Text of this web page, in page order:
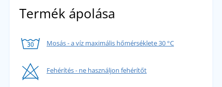
Termék ápolása
Mosás - a víz maximális hőmérséklete 30 °C
Fehérítés - ne használjon fehérítőt